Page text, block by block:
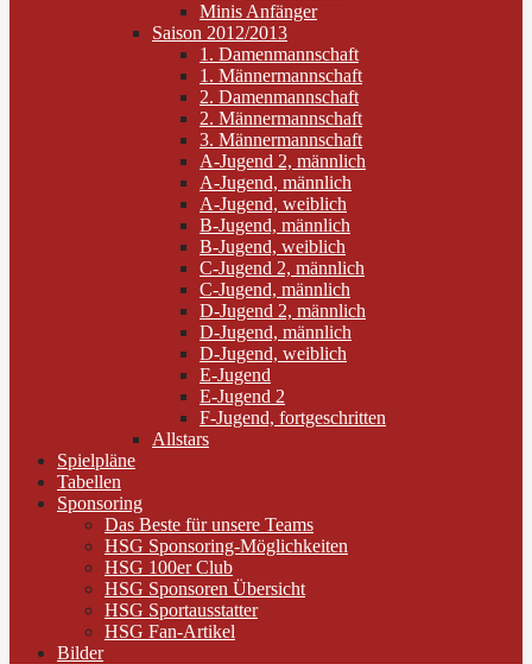
Minis Anfänger
Saison 2012/2013
1. Damenmannschaft
1. Männermannschaft
2. Damenmannschaft
2. Männermannschaft
3. Männermannschaft
A-Jugend 2, männlich
A-Jugend, männlich
A-Jugend, weiblich
B-Jugend, männlich
B-Jugend, weiblich
C-Jugend 2, männlich
C-Jugend, männlich
D-Jugend 2, männlich
D-Jugend, männlich
D-Jugend, weiblich
E-Jugend
E-Jugend 2
F-Jugend, fortgeschritten
Allstars
Spielpläne
Tabellen
Sponsoring
Das Beste für unsere Teams
HSG Sponsoring-Möglichkeiten
HSG 100er Club
HSG Sponsoren Übersicht
HSG Sportausstatter
HSG Fan-Artikel
Bilder